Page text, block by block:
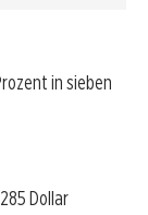
in sieben
Dollar